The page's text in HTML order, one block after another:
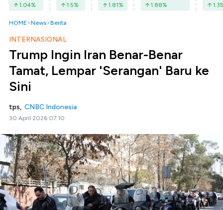
1.04% 1.5% 1.81% 1.88% 1.35
HOME News Berita
INTERNASIONAL
Trump Ingin Iran Benar-Benar
Tamat, Lempar 'Serangan' Baru ke
Sini
tps, CNBC Indonesia
30 April 2026 07:10